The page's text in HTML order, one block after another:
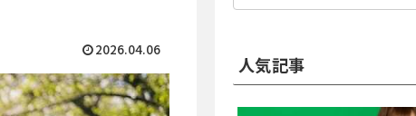
2026.04.06
人気記事